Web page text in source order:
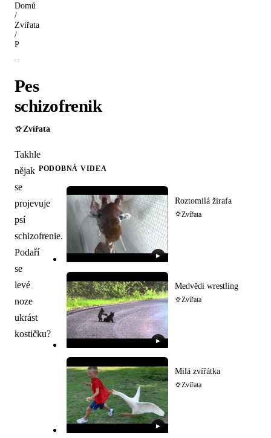
Domů
/
Zvířata
/
Pes
schizofrenik
Zvířata
Takhle
nějak
se
projevuje
psí
schizofrenie.
Podaří
se
levé
noze
ukrást
kostičku?
PODOBNÁ VIDEA
▶
Roztomilá žirafa
Zvířata
▶
Medvědí wrestling
Zvířata
▶
Milá zvířátka
Zvířata